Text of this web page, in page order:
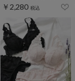
￥2,280 税込